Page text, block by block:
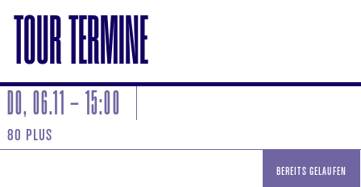
TOUR TERMINE
DO, 06.11 – 15:00
80 PLUS
BEREITS GELAUFEN